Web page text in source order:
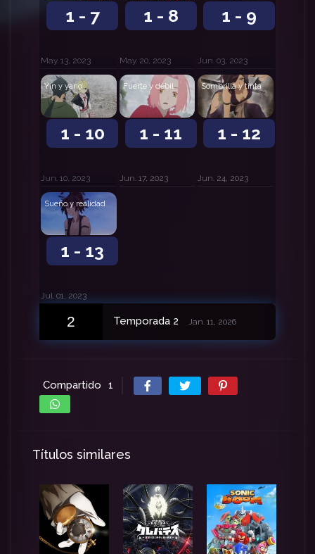
1 - 7
May. 13, 2023
1 - 8
May. 20, 2023
1 - 9
Jun. 03, 2023
1 - 10
Yin y yang
Jun. 10, 2023
1 - 11
Fuerte y débil
Jun. 17, 2023
1 - 12
Sombrilla y tinta
Jun. 24, 2023
1 - 13
Sueño y realidad
Jul. 01, 2023
2 Temporada 2 Jan. 11, 2026
Compartido 1
Títulos similares